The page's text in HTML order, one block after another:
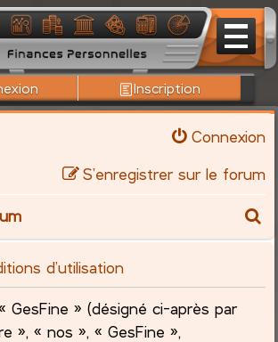
Inscription
Connexion
S’enregistrer sur le forum
c
d’utilisation
GesFine » (désigné ci-après par
», « nos », « GesFine »,